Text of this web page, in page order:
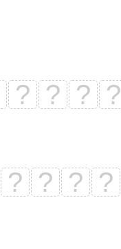
? ? ? ?
? ? ? ?